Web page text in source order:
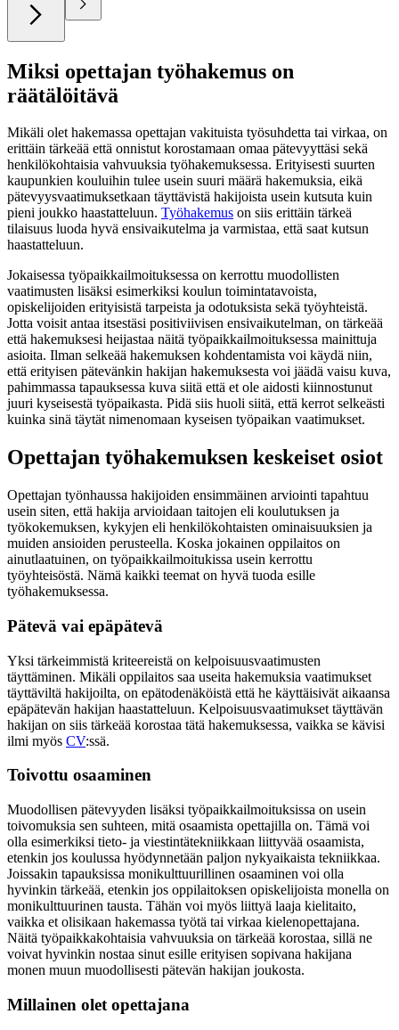
Miksi opettajan työhakemus on
räätälöitävä
Mikäli olet hakemassa opettajan vakituista työsuhdetta tai virkaa, on
erittäin tärkeää että onnistut korostamaan omaa pätevyyttäsi sekä
henkilökohtaisia vahvuuksia työhakemuksessa. Erityisesti suurten
kaupunkien kouluihin tulee usein suuri määrä hakemuksia, eikä
pätevyysvaatimuksetkaan täyttävistä hakijoista usein kutsuta kuin
pieni joukko haastatteluun. Työhakemus on siis erittäin tärkeä
tilaisuus luoda hyvä ensivaikutelma ja varmistaa, että saat kutsun
haastatteluun.
Jokaisessa työpaikkailmoituksessa on kerrottu muodollisten
vaatimusten lisäksi esimerkiksi koulun toimintatavoista,
opiskelijoiden erityisistä tarpeista ja odotuksista sekä työyhteistä.
Jotta voisit antaa itsestäsi positiviivisen ensivaikutelman, on tärkeää
että hakemuksesi heijastaa näitä työpaikkailmoituksessa mainittuja
asioita. Ilman selkeää hakemuksen kohdentamista voi käydä niin,
että erityisen pätevänkin hakijan hakemuksesta voi jäädä vaisu kuva,
pahimmassa tapauksessa kuva siitä että et ole aidosti kiinnostunut
juuri kyseisestä työpaikasta. Pidä siis huoli siitä, että kerrot selkeästi
kuinka sinä täytät nimenomaan kyseisen työpaikan vaatimukset.
Opettajan työhakemuksen keskeiset osiot
Opettajan työnhaussa hakijoiden ensimmäinen arviointi tapahtuu
usein siten, että hakija arvioidaan taitojen eli koulutuksen ja
työkokemuksen, kykyjen eli henkilökohtaisten ominaisuuksien ja
muiden ansioiden perusteella. Koska jokainen oppilaitos on
ainutlaatuinen, on työpaikkailmoitukissa usein kerrottu
työyhteisöstä. Nämä kaikki teemat on hyvä tuoda esille
työhakemuksessa.
Pätevä vai epäpätevä
Yksi tärkeimmistä kriteereistä on kelpoisuusvaatimusten
täyttäminen. Mikäli oppilaitos saa useita hakemuksia vaatimukset
täyttäviltä hakijoilta, on epätodenäköistä että he käyttäisivät aikaansa
epäpätevän hakijan haastatteluun. Kelpoisuusvaatimukset täyttävän
hakijan on siis tärkeää korostaa tätä hakemuksessa, vaikka se kävisi
ilmi myös CV:ssä.
Toivottu osaaminen
Muodollisen pätevyyden lisäksi työpaikkailmoituksissa on usein
toivomuksia sen suhteen, mitä osaamista opettajilla on. Tämä voi
olla esimerkiksi tieto- ja viestintätekniikkaan liittyvää osaamista,
etenkin jos koulussa hyödynnetään paljon nykyaikaista tekniikkaa.
Joissakin tapauksissa monikulttuurillinen osaaminen voi olla
hyvinkin tärkeää, etenkin jos oppilaitoksen opiskelijoista monella on
monikulttuurinen tausta. Tähän voi myös liittyä laaja kielitaito,
vaikka et olisikaan hakemassa työtä tai virkaa kielenopettajana.
Näitä työpaikkakohtaisia vahvuuksia on tärkeää korostaa, sillä ne
voivat hyvinkin nostaa sinut esille erityisen sopivana hakijana
monen muun muodollisesti pätevän hakijan joukosta.
Millainen olet opettajana